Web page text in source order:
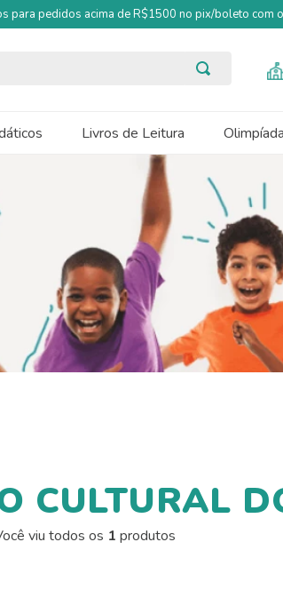
para pedidos acima de R$1500 no pix/boleto com
Livros de Leitura
CULTURAL
viu todos os 1 produtos